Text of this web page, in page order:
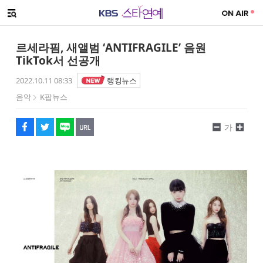
메뉴 열기
르세라핌, 새앨범 ‘ANTIFRAGILE’ 음원
TikTok서 선공개
2022.10.11 08:33
랭킹뉴스
음악
K팝뉴스
페이스북
트위터
네이버
URL복사
글씨 작게보기
가
글씨 크게보기
해시태그